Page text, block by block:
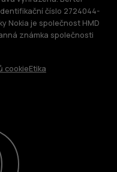
číslo 2724044-
Nokia je společnost HMD
známka společnosti
cookieEtika